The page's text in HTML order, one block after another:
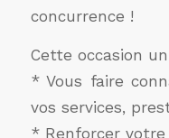
concurrence !
Cette occasion
* Vous faire
vos services,
* Renforcer votre